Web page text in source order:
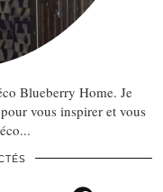
Blueberry Home. Je
vous inspirer et vous